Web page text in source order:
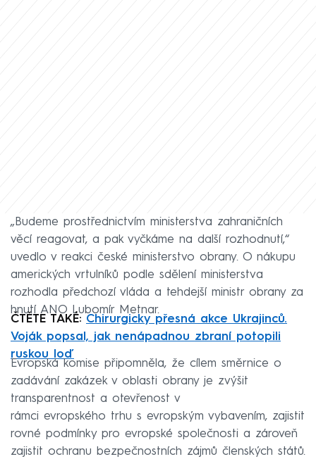
„Budeme prostřednictvím ministerstva zahraničních
věcí reagovat, a pak vyčkáme na další rozhodnutí,“
uvedlo v reakci české ministerstvo obrany. O nákupu
amerických vrtulníků podle sdělení ministerstva
rozhodla předchozí vláda a tehdejší ministr obrany za
hnutí ANO Lubomír Metnar.
ČTĚTE TAKÉ: Chirurgicky přesná akce Ukrajinců.
Voják popsal, jak nenápadnou zbraní potopili
ruskou loď
Evropská komise připomněla, že cílem směrnice o
zadávání zakázek v oblasti obrany je zvýšit
transparentnost a otevřenost v
rámci evropského trhu s evropským vybavením, zajistit
rovné podmínky pro evropské společnosti a zároveň
zajistit ochranu bezpečnostních zájmů členských států.